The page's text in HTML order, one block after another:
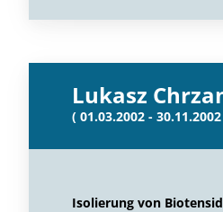
Lukasz
( 01.03.2002 -
Isolierung von